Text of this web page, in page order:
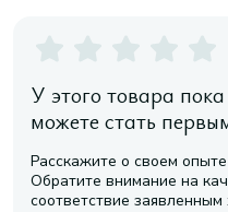
У этого товара
можете стать
Расскажите о своем
Обратите внимание на
соответствие заявленным